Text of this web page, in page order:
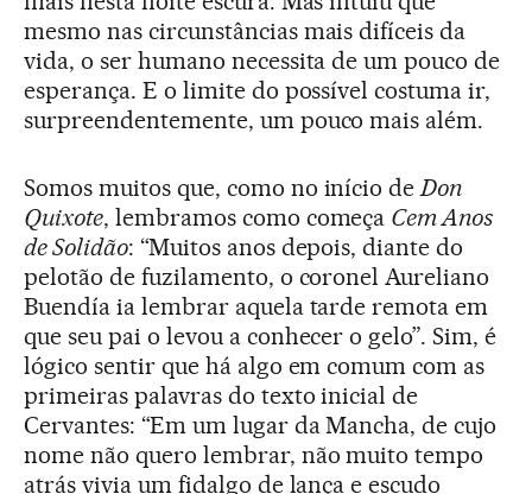
mesmo nas circunstâncias mais difíceis da
vida, o ser humano necessita de um pouco de
esperança. E o limite do possível costuma ir,
surpreendentemente, um pouco mais além.
Somos muitos que, como no início deDon
Quixote, lembramos como começa Cem Anos
de Solidão: “Muitos anos depois, diante do
pelotão de fuzilamento, o coronel Aureliano
Buendía ia lembrar aquela tarde remota em
que seu pai o levou a conhecer o gelo”. Sim, é
lógico sentir que há algo em comum com as
primeiras palavras do texto inicial de
Cervantes: “Em um lugar da Mancha, de cujo
nome não quero lembrar, não muito tempo
atrás vivia um fidalgo de lança e escudo